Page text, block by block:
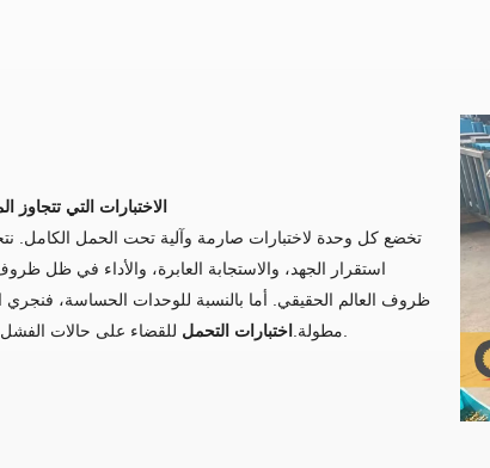
3. الاختبارات التي تتجاوز
تخضع كل وحدة لاختبارات صارمة وآلية تحت الحمل الكامل.
استقرار الجهد، والاستجابة العابرة، والأداء في ظل
ظروف العالم الحقيقي. أما بالنسبة للوحدات الحساسة، فنجري
مطولة.اختبارات التحمل